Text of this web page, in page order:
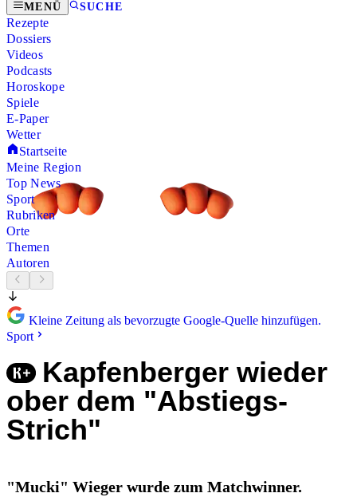
MENÜ SUCHE
Rezepte
Dossiers
Videos
Podcasts
Horoskope
Spiele
E-Paper
Wetter
Startseite
Meine Region
Top News
Sport
Rubriken
Orte
Themen
Autoren
Kleine Zeitung als bevorzugte Google-Quelle hinzufügen.
Sport
Kapfenberger wieder
ober dem "Abstiegs-
Strich"
"Mucki" Wieger wurde zum Matchwinner.